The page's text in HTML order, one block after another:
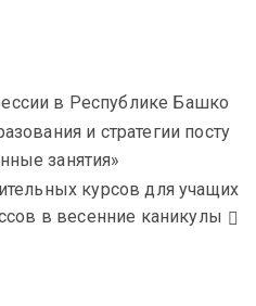
в Республике Башко
и стратегии посту
занятия»
курсов для учащих
в весенние каникулы